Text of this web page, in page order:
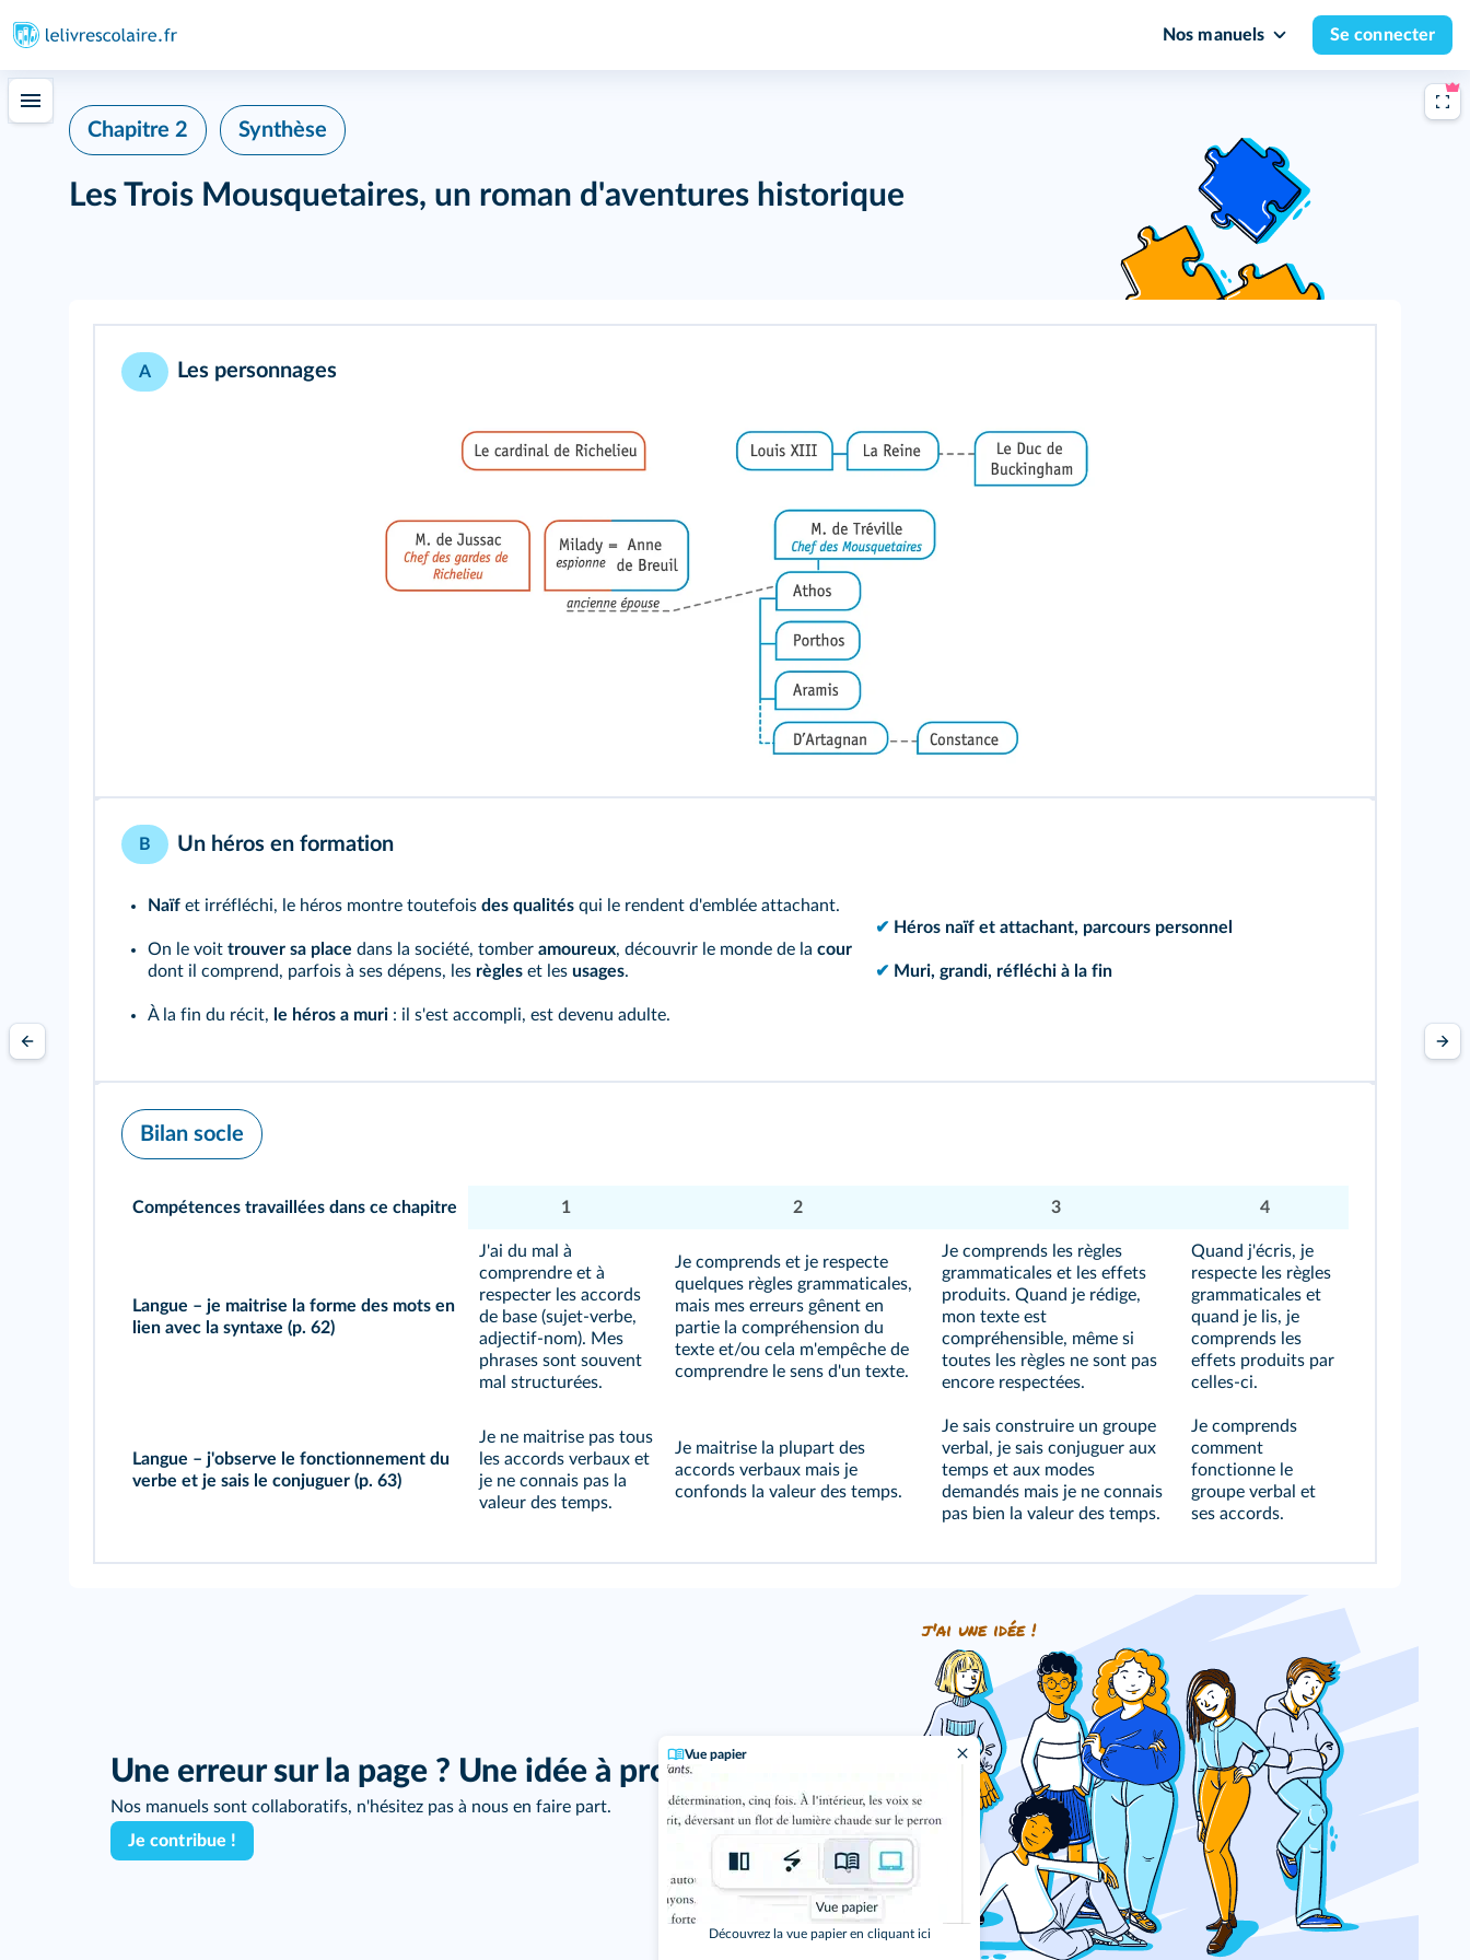
Nos manuels
Se connecter
Vue papier
Découvrez la vue papier en cliquant ici
Chapitre 2 Synthèse
Les Trois Mousquetaires, un roman d'aventures historique
A Les personnages
B Un héros en formation
Naïf et irréfléchi, le héros montre toutefois des qualités qui le rendent d'emblée attachant.
On le voit trouver sa place dans la société, tomber amoureux, découvrir le monde de la cour
dont il comprend, parfois à ses dépens, les règles et les usages.
À la fin du récit, le héros a muri : il s'est accompli, est devenu adulte.
✔ Héros naïf et attachant, parcours personnel
✔ Muri, grandi, réfléchi à la fin
Bilan socle
Compétences travaillées dans ce chapitre 1 2 3 4
Langue – je maitrise la forme des mots en
lien avec la syntaxe (p. 62)
J'ai du mal à
comprendre et à
respecter les accords
de base (sujet-verbe,
adjectif-nom). Mes
phrases sont souvent
mal structurées.
Je comprends et je respecte
quelques règles grammaticales,
mais mes erreurs gênent en
partie la compréhension du
texte et/ou cela m'empêche de
comprendre le sens d'un texte.
Je comprends les règles
grammaticales et les effets
produits. Quand je rédige,
mon texte est
compréhensible, même si
toutes les règles ne sont pas
encore respectées.
Quand j'écris, je
respecte les règles
grammaticales et
quand je lis, je
comprends les
effets produits par
celles-ci.
Langue – j'observe le fonctionnement du
verbe et je sais le conjuguer (p. 63)
Je ne maitrise pas tous
les accords verbaux et
je ne connais pas la
valeur des temps.
Je maitrise la plupart des
accords verbaux mais je
confonds la valeur des temps.
Je sais construire un groupe
verbal, je sais conjuguer aux
temps et aux modes
demandés mais je ne connais
pas bien la valeur des temps.
Je comprends
comment
fonctionne le
groupe verbal et
ses accords.
Une erreur sur la page ? Une idée à proposer ?
Nos manuels sont collaboratifs, n'hésitez pas à nous en faire part.
Je contribue !
j'ai une idée !